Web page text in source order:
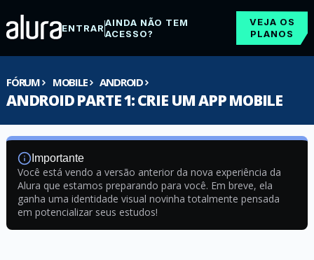
ENTRARAINDA NÃO TEM
ACESSO?
VEJA OS
PLANOS
FÓRUM MOBILE ANDROID
ANDROID PARTE 1: CRIE UM APP MOBILE
Importante
Você está vendo a versão anterior da nova experiência da
Alura que estamos preparando para você. Em breve, ela
ganha uma identidade visual novinha totalmente pensada
em potencializar seus estudos!